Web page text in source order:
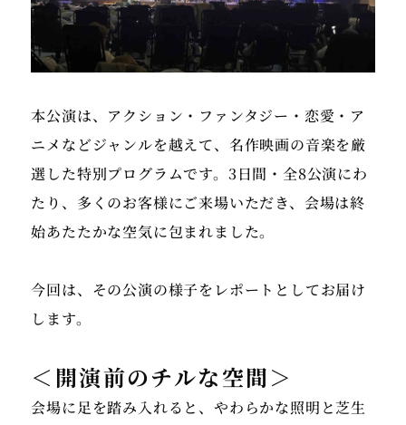
本公演は、アクション・ファンタジー・恋愛・ア
ニメなどジャンルを越えて、名作映画の音楽を厳
選した特別プログラムです。3日間・全8公演にわ
たり、多くのお客様にご来場いただき、会場は終
始あたたかな空気に包まれました。
今回は、その公演の様子をレポートとしてお届け
＜開演前のチルな空間＞
会場に足を踏み入れると、やわらかな照明と芝生